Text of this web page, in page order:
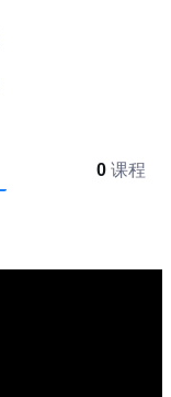
0 课程